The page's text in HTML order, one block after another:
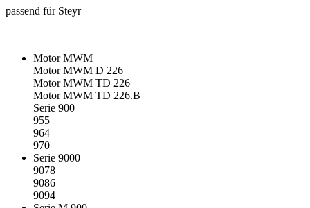
passend für Steyr
Motor MWM
Motor MWM D 226
Motor MWM TD 226
Motor MWM TD 226.B
Serie 900
955
964
970
Serie 9000
9078
9086
9094